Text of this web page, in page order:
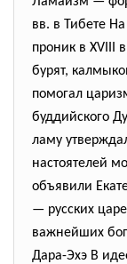
вв. в Тибете
проник в XVIII
бурят,
помогал
буддийского
ламу
настоятелей
объявили
— русских
важнейших
Дара-Эхэ В